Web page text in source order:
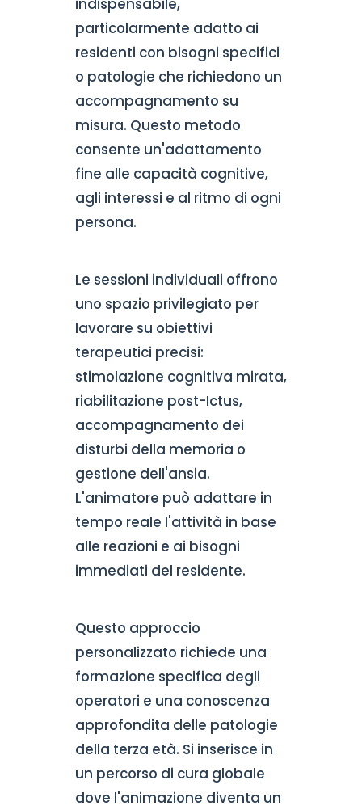
indispensabile,
particolarmente adatto ai
residenti con bisogni specifici
o patologie che richiedono un
accompagnamento su
misura. Questo metodo
consente un'adattamento
fine alle capacità cognitive,
agli interessi e al ritmo di ogni
persona.
Le sessioni individuali offrono
uno spazio privilegiato per
lavorare su obiettivi
terapeutici precisi:
stimolazione cognitiva mirata,
riabilitazione post-Ictus,
accompagnamento dei
disturbi della memoria o
gestione dell'ansia.
L'animatore può adattare in
tempo reale l'attività in base
alle reazioni e ai bisogni
immediati del residente.
Questo approccio
personalizzato richiede una
formazione specifica degli
operatori e una conoscenza
approfondita delle patologie
della terza età. Si inserisce in
un percorso di cura globale
dove l'animazione diventa un